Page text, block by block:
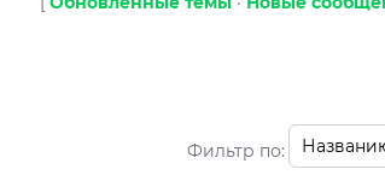
Фильтр по: